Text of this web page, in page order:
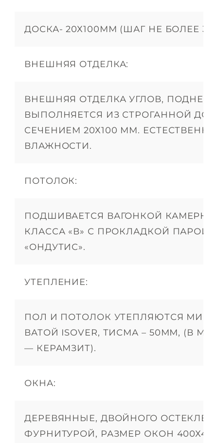
ДОСКА- 20Х100ММ (ШАГ НЕ БОЛЕЕ
ВНЕШНЯЯ ОТДЕЛКА:
ВНЕШНЯЯ ОТДЕЛКА УГЛОВ,
ВЫПОЛНЯЕТСЯ ИЗ СТРОГАННОЙ
СЕЧЕНИЕМ 20Х100 ММ.
ВЛАЖНОСТИ.
ПОТОЛОК:
ПОДШИВАЕТСЯ ВАГОНКОЙ
КЛАССА «В» С ПРОКЛАДКОЙ
«ОНДУТИС».
УТЕПЛЕНИЕ:
ПОЛ И ПОТОЛОК УТЕПЛЯЮТСЯ
ВАТОЙ ISOVER, ТИСМА – 50ММ, (В
— КЕРАМЗИТ).
ОКНА:
ДЕРЕВЯННЫЕ, ДВОЙНОГО
ФУРНИТУРОЙ, РАЗМЕР ОКОН